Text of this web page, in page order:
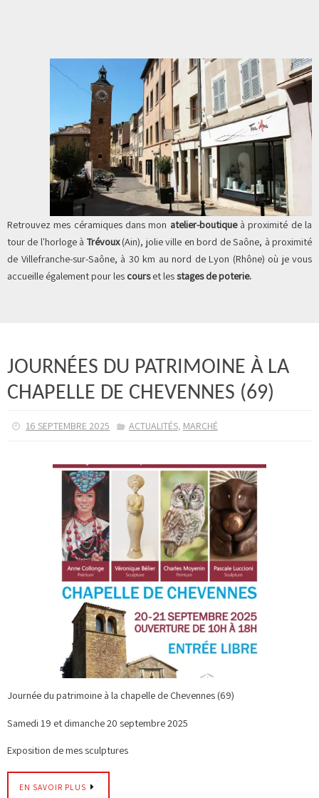
Retrouvez mes céramiques dans mon atelier-boutiqueà proximité de la
tour de l'horloge à Trévoux(Ain), jolie ville en bord de Saône, à proximité
de Villefranche-sur-Saône, à 30 km au nord de Lyon (Rhône) où je vous
accueille également pour les courset lesstages de poterie.
JOURNÉES DU PATRIMOINE À LA
CHAPELLE DE CHEVENNES (69)
16 SEPTEMBRE 2025 ACTUALITÉS, MARCHÉ
Journée du patrimoine à la chapelle de Chevennes (69)
Samedi 19 et dimanche 20 septembre 2025
Exposition de mes sculptures
EN SAVOIR PLUS